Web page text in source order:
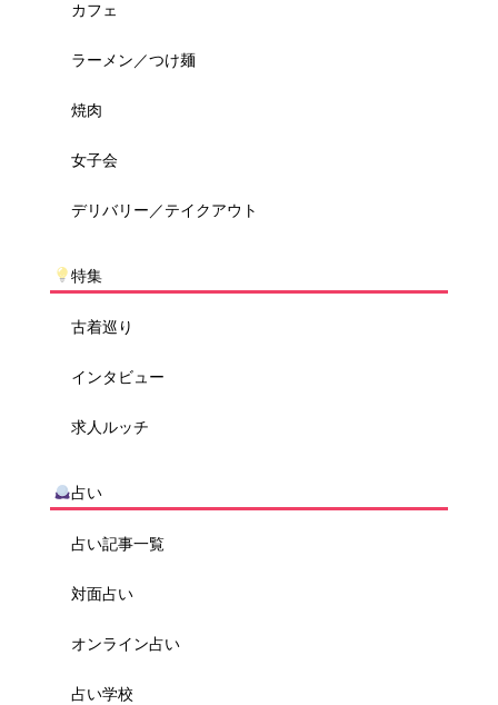
カフェ
ラーメン／つけ麺
焼肉
女子会
デリバリー／テイクアウト
特集
古着巡り
インタビュー
求人ルッチ
占い
占い記事一覧
対面占い
オンライン占い
占い学校